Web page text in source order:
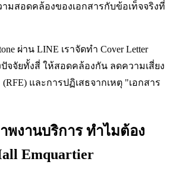
วามสอดคล้องของเอกสารกับข้อเท็จจริงที่
ผ่าน LINE เราจัดทำ Cover Letter
ปัจจัยทั้งสี่ ให้สอดคล้องกัน ลดความเสี่ยง
และการปฏิเสธจากเหตุ "เอกสาร
งานบริการ ทำไมต้อง
Emquartier